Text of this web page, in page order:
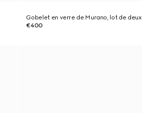
Gobelet en verre de Murano, lot de deux
€400